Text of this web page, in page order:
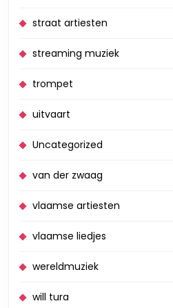
straat artiesten
streaming muziek
trompet
uitvaart
Uncategorized
van der zwaag
vlaamse artiesten
vlaamse liedjes
wereldmuziek
will tura